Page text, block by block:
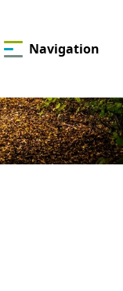
Navigation